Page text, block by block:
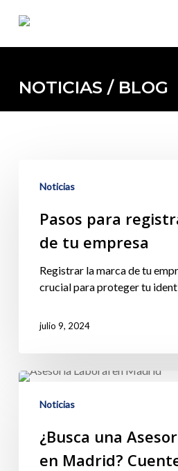
NOTICIAS / BLOG
Noticias
Pasos para
de tu empresa
Registrar la marca de tu
crucial para proteger tu
julio 9, 2024
Noticias
¿Busca una
en Madrid?